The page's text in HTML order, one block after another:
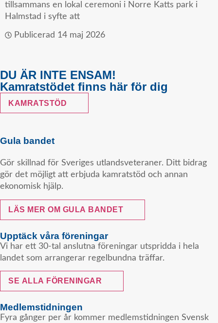
tillsammans en lokal ceremoni i Norre Katts park i
Halmstad i syfte att
Publicerad 14 maj 2026
DU ÄR INTE ENSAM!
Kamratstödet finns här för dig
KAMRATSTÖD
Gula bandet
Gör skillnad för Sveriges utlandsveteraner. Ditt bidrag
gör det möjligt att erbjuda kamratstöd och annan
ekonomisk hjälp.
LÄS MER OM GULA BANDET
Upptäck våra föreningar
Vi har ett 30-tal anslutna föreningar utspridda i hela
landet som arrangerar regelbundna träffar.
SE ALLA FÖRENINGAR
Medlemstidningen
Fyra gånger per år kommer medlemstidningen Svensk